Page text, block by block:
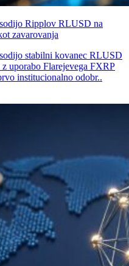
Ripplov RLUSD na
zavarovanja
stabilni kovanec RLUSD
uporabo Flarejevega FXRP
institucionalno odobr..